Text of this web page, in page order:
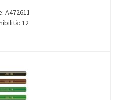
A472611
12